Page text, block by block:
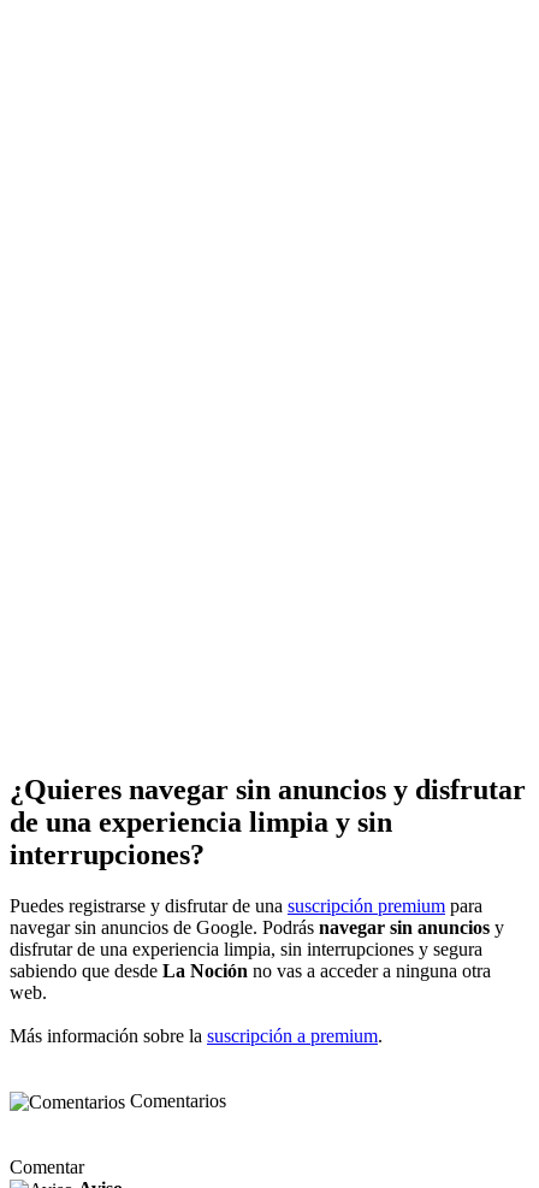
¿Quieres navegar sin anuncios y disfrutar
de una experiencia limpia y sin
interrupciones?
Puedes registrarse y disfrutar de una suscripción premium para
navegar sin anuncios de Google. Podrás navegar sin anuncios y
disfrutar de una experiencia limpia, sin interrupciones y segura
sabiendo que desde La Noción no vas a acceder a ninguna otra
web.
Más información sobre la suscripción a premium.
Comentarios
Comentar